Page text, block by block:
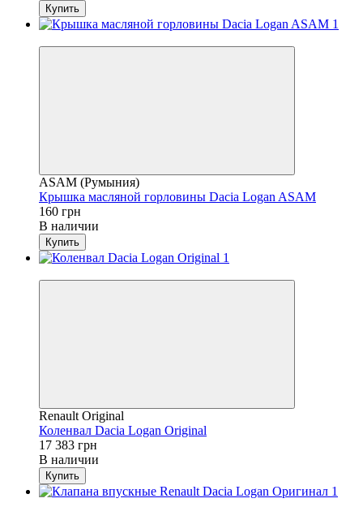
Купить
ASAM (Румыния)
Крышка масляной горловины Dacia Logan ASAM
160 грн
В наличии
Купить
Renault Original
Коленвал Dacia Logan Original
17 383 грн
В наличии
Купить